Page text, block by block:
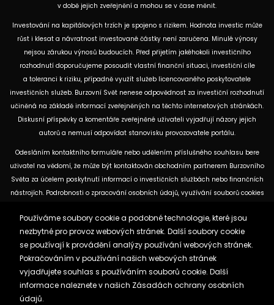
v době jejich zveřejnění a mohou se v čase měnit.
Investování na kapitálových trzích je spojeno s rizikem. Hodnota investic může
růst i klesat a návratnost investované částky není zaručena. Minulé výnosy
nejsou zárukou výnosů budoucích. Před přijetím jakéhokoli investičního
rozhodnutí doporučujeme posoudit vlastní finanční situaci, investiční cíle
a toleranci k riziku, případně využít služeb licencovaného poskytovatele
investičních služeb. Burzovní Svět nenese odpovědnost za investiční rozhodnutí
učiněná na základě informací zveřejněných na těchto internetových stránkách.
Diskusní příspěvky a komentáře zveřejněné uživateli vyjadřují názory jejich
autorů a nemusí odpovídat stanovisku provozovatele portálu.
Odesláním kontaktního formuláře nebo udělením příslušného souhlasu bere
uživatel na vědomí, že může být kontaktován obchodním partnerem Burzovního
Světa za účelem poskytnutí informací o investičních službách nebo finančních
nástrojích. Podrobnosti o zpracování osobních údajů, využívání souborů cookies
dostupných na těchto internetových stránkách. U jednotlivých článků mohou
být uvedeny informace o použitých zdrojích, datu původní analýzy nebo datu,
ke kterému se vztahují uvedené tržní údaje.
Zásady ochrany osobních údajů a cookies
Reklama
Používáme soubory cookie a podobné technologie, které jsou
nezbytné pro provoz webových stránek. Další soubory cookie
se používají k provádění analýzy používání webových stránek.
Pokračováním v používání našich webových stránek
vyjadřujete souhlas s používáním souborů cookie. Další
informace naleznete v našich Zásadách ochrany osobních
údajů.